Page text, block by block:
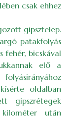
csak ehhez
gipsztelep.
patakfolyás
bicskával
elő a
oldalban
gipszrétegek
után